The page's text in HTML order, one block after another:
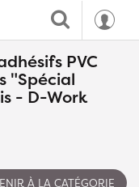
PVC
"Spécial
- D-Work
À LA CATÉGORIE